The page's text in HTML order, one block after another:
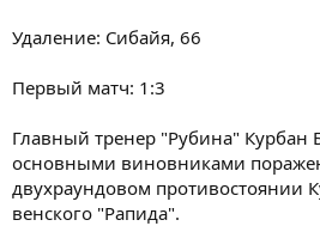
Удаление: Сибайя, 66
Первый матч: 1:3
Главный тренер "Рубина" Курбан
основными виновниками
двухраундовом противостоянии
венского "Рапида".